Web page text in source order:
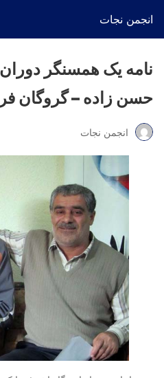
انجمن نجات
نامه یک همسنگر
حسن زاده – گروگان
انجمن نجات